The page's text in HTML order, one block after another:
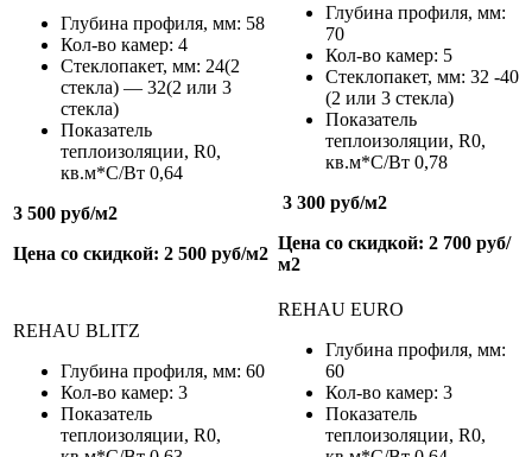
Глубина профиля, мм: 58
Кол-во камер: 4
Стеклопакет, мм: 24(2
стекла) — 32(2 или 3
стекла)
Показатель
теплоизоляции, R0,
кв.м*С/Вт 0,64
3 500 руб/м2
Цена со скидкой: 2 500 руб/м2
Глубина профиля, мм:
70
Кол-во камер: 5
Стеклопакет, мм: 32 -40
(2 или 3 стекла)
Показатель
теплоизоляции, R0,
кв.м*С/Вт 0,78
3 300 руб/м2
Цена со скидкой: 2 700 руб/
м2
REHAU BLITZ
Глубина профиля, мм: 60
Кол-во камер: 3
Показатель
теплоизоляции, R0,
REHAU EURO
Глубина профиля, мм:
60
Кол-во камер: 3
Показатель
теплоизоляции, R0,